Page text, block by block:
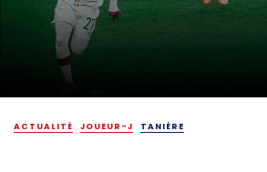
ACTUALITÉ JOUEUR-J TANIÈRE